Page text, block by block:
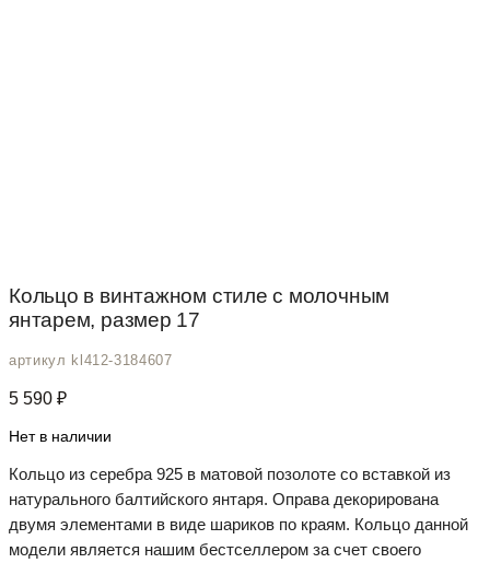
Кольцо в винтажном стиле с молочным
янтарем, размер 17
артикул kl412-3184607
5 590 ₽
Нет в наличии
Кольцо из серебра 925 в матовой позолоте со вставкой из
натурального балтийского янтаря. Оправа декорирована
двумя элементами в виде шариков по краям. Кольцо данной
модели является нашим бестселлером за счет своего